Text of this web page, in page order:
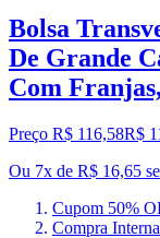
Bolsa
De Grande
Com
Preço R$ 116,58R$
Ou 7x de R$ 16,65
Cupom 50%
Compra